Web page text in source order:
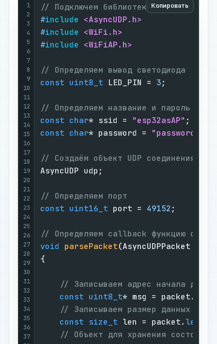
Копировать
1
2
3
4
5
6
7
8
9
10
11
12
13
14
15
16
17
18
19
20
21
22
23
24
25
26
27
28
29
30
31
32
33
34
35
36
37
// Подключем библиотеки
#include <AsyncUDP.h>
#include <WiFi.h>
#include <WiFiAP.h>
// Определяем вывод светодиода
const uint8_t LED_PIN = 3;
// Определяем название и пароль
const char* ssid = "esp32asAP"
const char* password =
// Создаём объект UDP cоединения
AsyncUDP udp;
// Определяем порт
const uint16_t port = 49152 ;
// Определяем callback функцию
void parsePacket(AsyncUDPPacket
{
// Записываем адрес начала
const uint8_t* msg = packet.
// Записываем размер данных
const size_t len = packet. length
// Объект для хранения